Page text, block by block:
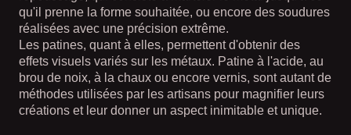
qu'il prenne la forme souhaitée, ou encore des soudures
réalisées avec une précision extrême.
Les patines, quant à elles, permettent d'obtenir des
effets visuels variés sur les métaux. Patine à l'acide, au
brou de noix, à la chaux ou encore vernis, sont autant de
méthodes utilisées par les artisans pour magnifier leurs
créations et leur donner un aspect inimitable et unique.